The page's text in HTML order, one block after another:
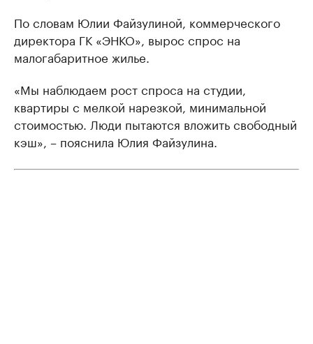
По словам Юлии Файзулиной, коммерческого
директора ГК «ЭНКО», вырос спрос на
малогабаритное жилье.
«Мы наблюдаем рост спроса на студии,
квартиры с мелкой нарезкой, минимальной
стоимостью. Люди пытаются вложить свободный
кэш», – пояснила Юлия Файзулина.